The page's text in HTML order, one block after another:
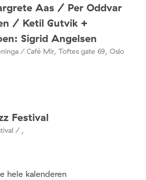
Aas / Per Oddvar
/ Ketil Gutvik +
Sigrid Angelsen
/ Café Mir, Toftes gate 69, Oslo
Festival
/ ,
hele kalenderen